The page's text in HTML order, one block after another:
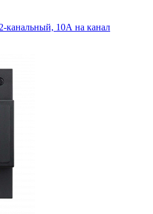
канальный, 10А на канал